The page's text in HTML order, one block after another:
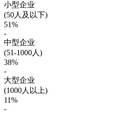
小型企业
(50人及以下)
51%
-
中型企业
(51-1000人)
38%
-
大型企业
(1000人以上)
11%
-